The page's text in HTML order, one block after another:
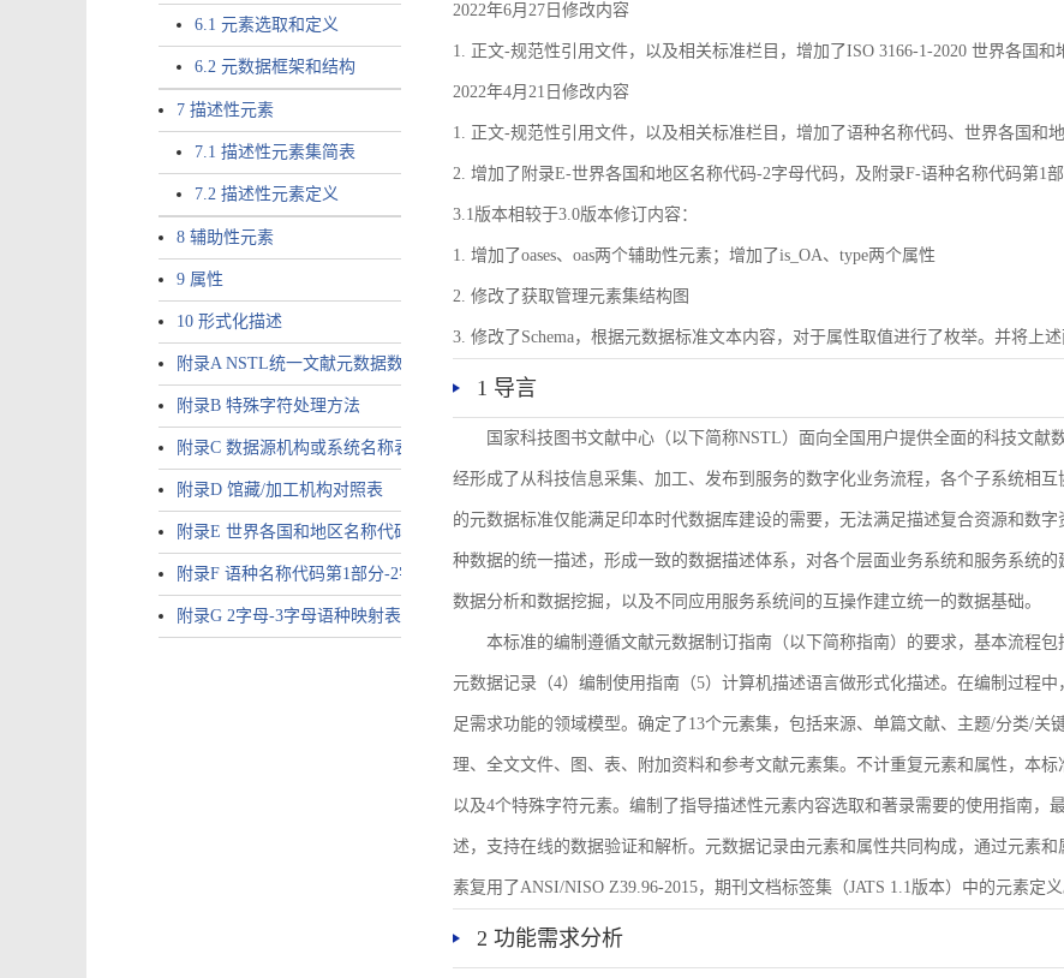
6.1 元素选取和定义
6.2 元数据框架和结构
7 描述性元素
7.1 描述性元素集简表
7.2 描述性元素定义
8 辅助性元素
9 属性
10 形式化描述
附录A NSTL统一文献元数据数据唯一标识符规则
附录B 特殊字符处理方法
附录C 数据源机构或系统名称表
附录D 馆藏/加工机构对照表
附录E 世界各国和地区名称代码-2字母代码（GB/T 2659-2000等同ISO 3166-1）
附录F 语种名称代码第1部分-2字母代码（GB/T 4880.1-2005等同ISO 639-1）
附录G 2字母-3字母语种映射表
2022年6月27日修改内容
1. 正文-规范性引用文件，以及相关标准栏目，增加了ISO 3166-1-2020 世界各国和
2022年4月21日修改内容
1. 正文-规范性引用文件，以及相关标准栏目，增加了语种名称代码、世界各国和地
2. 增加了附录E-世界各国和地区名称代码-2字母代码，及附录F-语种名称代码第1部
3.1版本相较于3.0版本修订内容：
1. 增加了oases、oas两个辅助性元素；增加了is_OA、type两个属性
2. 修改了获取管理元素集结构图
3. 修改了Schema，根据元数据标准文本内容，对于属性取值进行了枚举。并将上述
1 导言
国家科技图书文献中心（以下简称NSTL）面向全国用户提供全面的科技文
经形成了从科技信息采集、加工、发布到服务的数字化业务流程，各个子系统相
的元数据标准仅能满足印本时代数据库建设的需要，无法满足描述复合资源和数
种数据的统一描述，形成一致的数据描述体系，对各个层面业务系统和服务系统
数据分析和数据挖掘，以及不同应用服务系统间的互操作建立统一的数据基础。
本标准的编制遵循文献元数据制订指南（以下简称指南）的要求，基本流程
元数据记录（4）编制使用指南（5）计算机描述语言做形式化描述。在编制过程
足需求功能的领域模型。确定了13个元素集，包括来源、单篇文献、主题/分类/关
理、全文文件、图、表、附加资料和参考文献元素集。不计重复元素和属性，本
以及4个特殊字符元素。编制了指导描述性元素内容选取和著录需要的使用指南
述，支持在线的数据验证和解析。元数据记录由元素和属性共同构成，通过元素
素复用了ANSI/NISO Z39.96-2015，期刊文档标签集（JATS 1.1版本）中的元素定义
2 功能需求分析